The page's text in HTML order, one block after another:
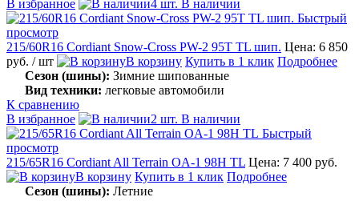
В избранное
4 шт. В наличии
Быстрый
просмотр
215/60R16 Cordiant Snow-Cross PW-2 95T TL шип. Цена: 6 850
руб. / шт В корзину Купить в 1 клик Подробнее
Сезон (шины): Зимние шипованные
Вид техники: легковые автомобили
К сравнению
В избранное
2 шт. В наличии
Быстрый
просмотр
215/65R16 Cordiant All Terrain OA-1 98H TL Цена: 7 400 руб.
В корзину Купить в 1 клик Подробнее
Сезон (шины): Летние